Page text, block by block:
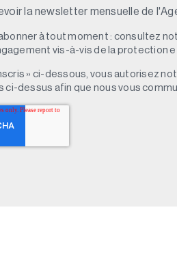
la newsletter mensuelle de
à tout moment : consultez
vis-à-vis de la protection
» ci-dessous, vous autorisez
ci-dessus afin que nous vous